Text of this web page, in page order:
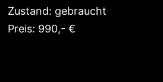
Zustand: gebraucht
Preis: 990,- €